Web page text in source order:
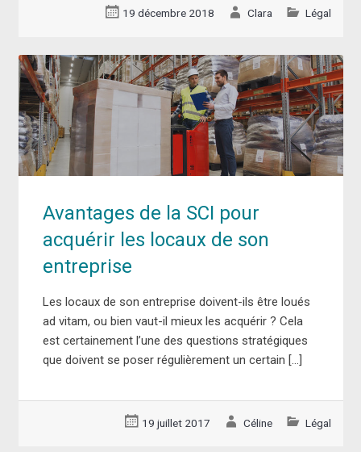
19 décembre 2018 Clara Légal
Avantages de la SCI pour
acquérir les locaux de son
entreprise
Les locaux de son entreprise doivent-ils être loués
ad vitam, ou bien vaut-il mieux les acquérir ? Cela
est certainement l’une des questions stratégiques
que doivent se poser régulièrement un certain […]
19 juillet 2017 Céline Légal